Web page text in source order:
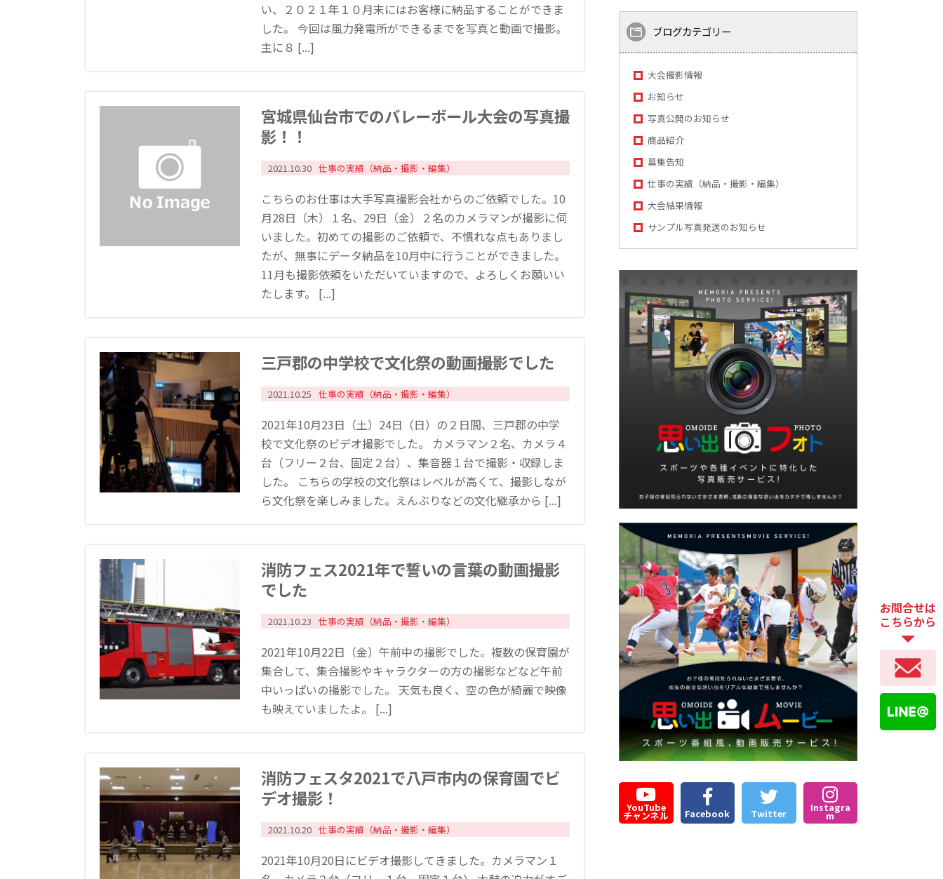
い、２０２１年１０月末にはお客様に納品することができま
した。 今回は風力発電所ができるまでを写真と動画で撮影。
主に８ [...]
宮城県仙台市でのバレーボール大会の写真撮
影！！
2021.10.30 仕事の実績（納品・撮影・編集）
こちらのお仕事は大手写真撮影会社からのご依頼でした。10
月28日（木）１名、29日（金）２名のカメラマンが撮影に伺
いました。初めての撮影のご依頼で、不慣れな点もありまし
たが、無事にデータ納品を10月中に行うことができました。
11月も撮影依頼をいただいていますので、よろしくお願いい
たします。 [...]
三戸郡の中学校で文化祭の動画撮影でした
2021.10.25 仕事の実績（納品・撮影・編集）
2021年10月23日（土）24日（日）の２日間、三戸郡の中学
校で文化祭のビデオ撮影でした。 カメラマン２名、カメラ４
台（フリー２台、固定２台）、集音器１台で撮影・収録しま
した。 こちらの学校の文化祭はレベルが高くて、撮影しなが
ら文化祭を楽しみました。えんぶりなどの文化継承から [...]
消防フェス2021年で誓いの言葉の動画撮影
でした
2021.10.23 仕事の実績（納品・撮影・編集）
2021年10月22日（金）午前中の撮影でした。複数の保育園が
集合して、集合撮影やキャラクターの方の撮影などなど午前
中いっぱいの撮影でした。 天気も良く、空の色が綺麗で映像
も映えていましたよ。 [...]
消防フェスタ2021で八戸市内の保育園でビ
デオ撮影！
2021.10.20 仕事の実績（納品・撮影・編集）
2021年10月20日にビデオ撮影してきました。カメラマン１
ブログカテゴリー
大会撮影情報
お知らせ
写真公開のお知らせ
商品紹介
募集告知
仕事の実績（納品・撮影・編集）
大会結果情報
サンプル写真発送のお知らせ
YouTube
チャンネル Facebook Twitter Instagra
m
お問合せは
こちらから